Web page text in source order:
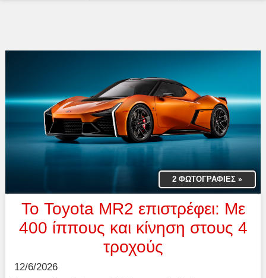
2 ΦΩΤΟΓΡΑΦΙΕΣ »
Το Toyota MR2 επιστρέφει: Με
400 ίππους και κίνηση στους 4
τροχούς
12/6/2026